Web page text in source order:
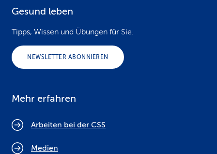
Gesund leben
Tipps, Wissen und Übungen für Sie.
NEWSLETTER ABONNIEREN
Mehr erfahren
Arbeiten bei der CSS
Medien